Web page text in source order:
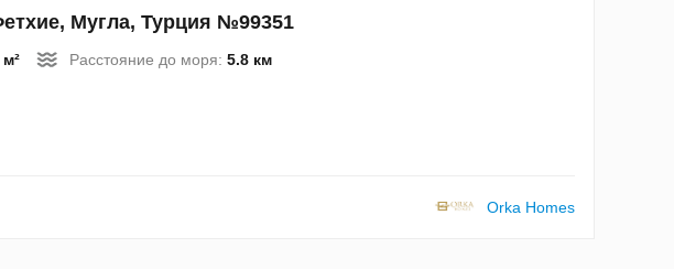
Мугла, Турция №99351
Расстояние до моря: 5.8 км
Orka Homes